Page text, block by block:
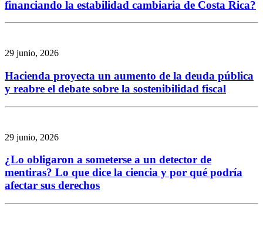
financiando la estabilidad cambiaria de Costa Rica?
29 junio, 2026
Hacienda proyecta un aumento de la deuda pública
y reabre el debate sobre la sostenibilidad fiscal
29 junio, 2026
¿Lo obligaron a someterse a un detector de
mentiras? Lo que dice la ciencia y por qué podría
afectar sus derechos